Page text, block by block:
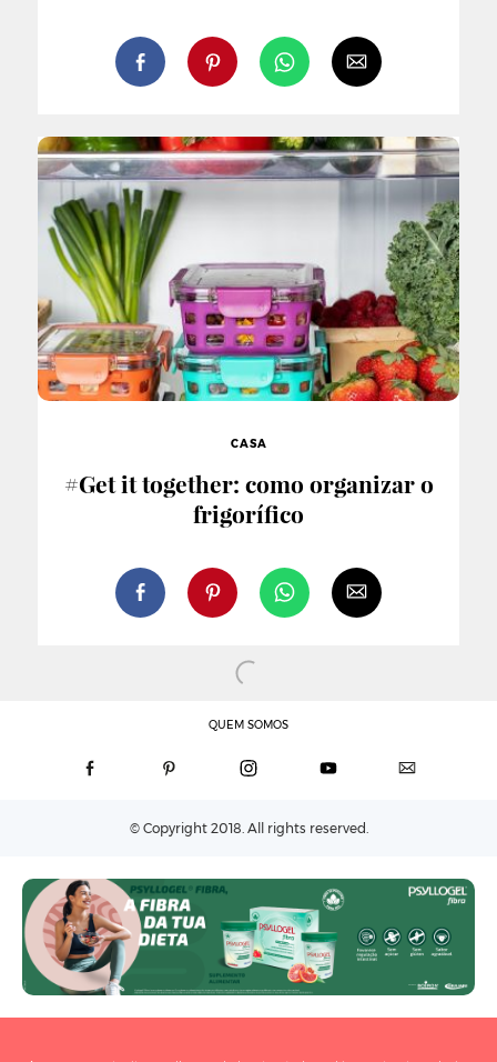
CASA
#Get it together: como organizar o
frigorífico
QUEM SOMOS
© Copyright 2018. All rights reserved.